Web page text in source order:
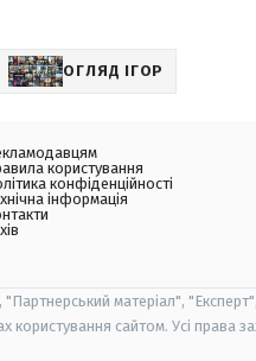
ОГЛЯД ІГОР
користування
конфіденційності
інформація
"Партнерський матеріал",
сайтом. Усі права